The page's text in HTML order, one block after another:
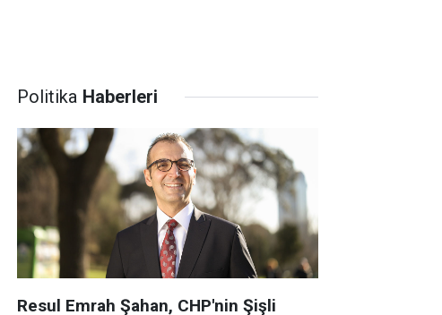
Politika Haberleri
Resul Emrah Şahan, CHP'nin Şişli